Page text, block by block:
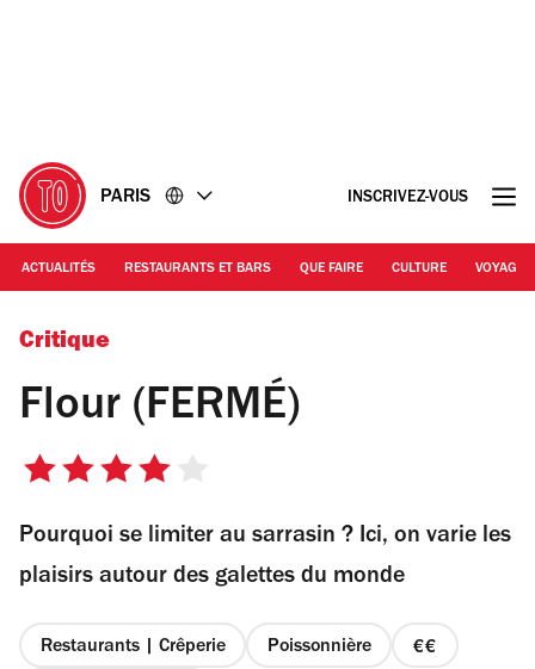
PARIS INSCRIVEZ-VOUS
ACTUALITÉS RESTAURANTS ET BARS QUE FAIRE CULTURE VOYAGE
©Flour
Critique
Flour (FERMÉ)
4
5
étoiles
Pourquoi se limiter au sarrasin ? Ici, on varie les
plaisirs autour des galettes du monde
Restaurants | Crêperie Poissonnière
prix